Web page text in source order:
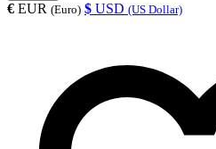
€ EUR (Euro) $ USD (US Dollar)